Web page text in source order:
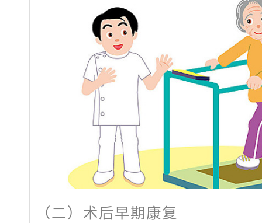
（二）术后早期康复